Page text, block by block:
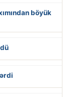
böyük